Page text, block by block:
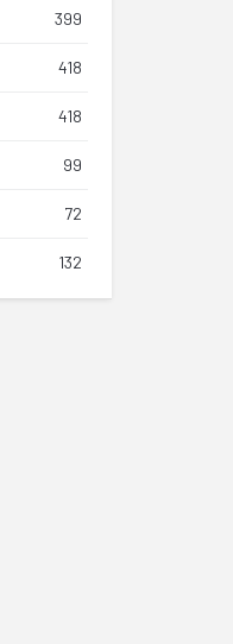
399
418
418
99
72
132